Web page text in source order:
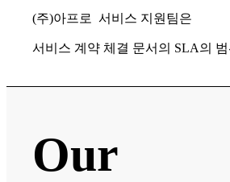
(주)아프로 서비스 지원팀은
서비스 계약 체결 문서의 SLA의
Our